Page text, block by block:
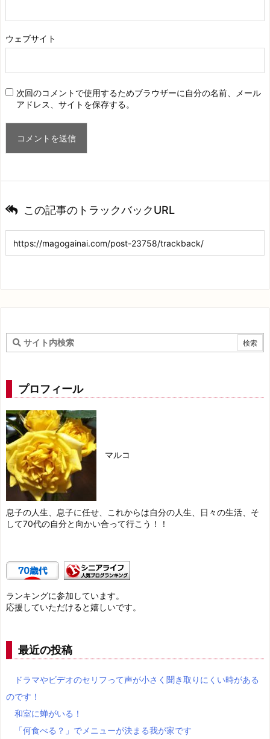
ウェブサイト
次回のコメントで使用するためブラウザーに自分の名前、メール
アドレス、サイトを保存する。
この記事のトラックバックURL
プロフィール
マルコ
息子の人生、息子に任せ、これからは自分の人生、日々の生活、そ
して70代の自分と向かい合って行こう！！
ランキングに参加しています。
応援していただけると嬉しいです。
最近の投稿
ドラマやビデオのセリフって声が小さく聞き取りにくい時がある
のです！
和室に蝉がいる！
「何食べる？」でメニューが決まる我が家です